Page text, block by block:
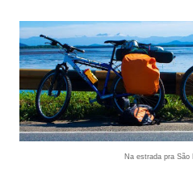
Na estrada pra São